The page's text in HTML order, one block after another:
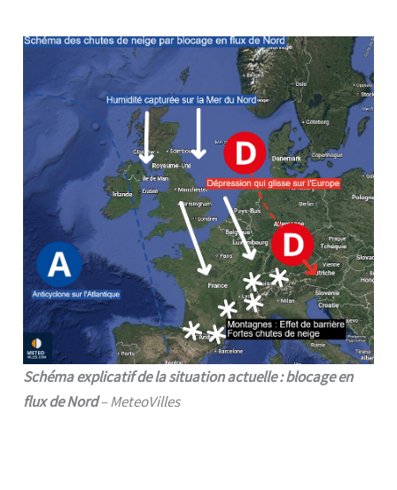
Schéma explicatif de la situation actuelle : blocage en
flux de Nord– MeteoVilles